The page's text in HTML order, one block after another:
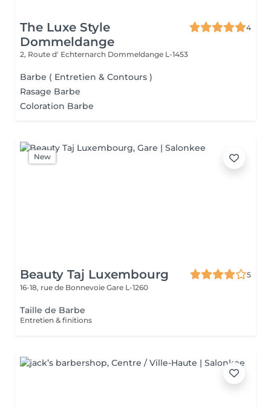
The Luxe Style
Dommeldange
4
2, Route d' Echternarch Dommeldange L-1453
Barbe ( Entretien & Contours )
Rasage Barbe
Coloration Barbe
New
Beauty Taj Luxembourg
5
16-18, rue de Bonnevoie Gare L-1260
Taille de Barbe
Entretien & finitions